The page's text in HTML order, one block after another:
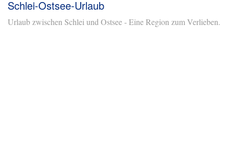
Schlei-Ostsee-Urlaub
Urlaub zwischen Schlei und Ostsee - Eine Region zum Verlieben.